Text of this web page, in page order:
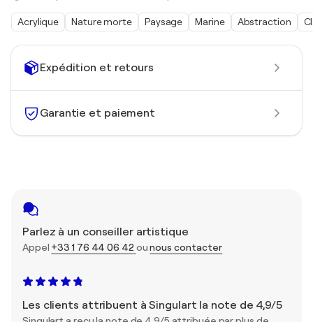
Expédition et retours
Garantie et paiement
Parlez à un conseiller artistique
Appel +33 1 76 44 06 42 ounous contacter
Les clients attribuent à Singulart la note de 4,9/5
Acrylique Nature morte Paysage Marine Abstraction